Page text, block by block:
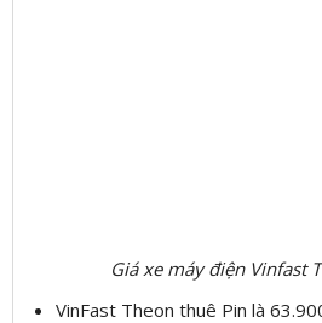
Giá xe máy điện Vinfast
VinFast Theon thuê Pin là